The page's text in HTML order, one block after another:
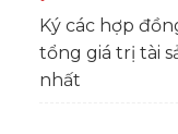
Ký các hợp
tổng giá trị tài
nhất